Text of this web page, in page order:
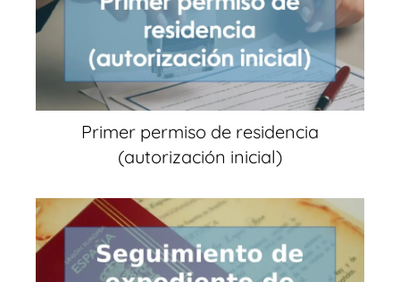
Primer permiso de residencia
(autorización inicial)